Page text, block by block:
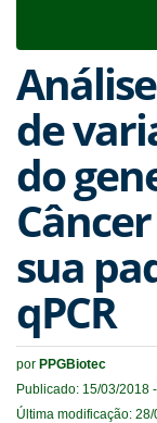
de
do
sua
qPCR
por PPGBiotec
Publicado: 15/03/2018
Última modificação: